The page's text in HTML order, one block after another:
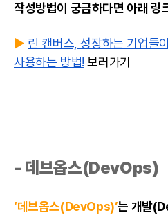
작성방법이 궁금하다면 아래 링
▶️ 린 캔버스, 성장하는 기업들
사용하는 방법! 보러가기
- 데브옵스(DevOps)
‘데브옵스(DevOps)’는 개발